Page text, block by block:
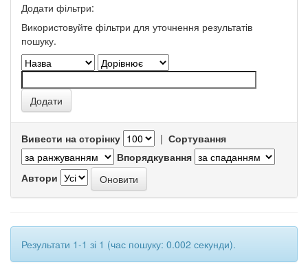
Додати фільтри:
Використовуйте фільтри для уточнення результатів
пошуку.
Вивести на сторінку | Сортування
Впорядкування
Автори
Результати 1-1 зі 1 (час пошуку: 0.002 секунди).